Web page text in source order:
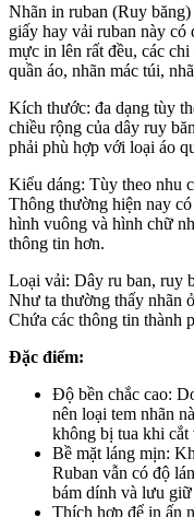
Nhãn in ruban (Ruy
giấy hay vải ruban này có
mực in lên rất đều, các
quần áo, nhãn mác túi,
Kích thước: đa dạng tùy
chiều rộng của dây ruy
phải phù hợp với loại áo
Kiểu dáng: Tùy theo nhu
Thông thường hiện nay
hình vuông và hình chữ
thông tin hơn.
Loại vải: Dây ru ban, ruy
Như ta thường thấy nhãn
Chứa các thông tin thành
Đặc điểm:
Độ bền chắc cao:
nên loại tem nhãn
không bị tua khi cắt
Bề mặt láng mịn:
Ruban vẫn có độ
bám dính và lưu
Thích hợp để in ấn